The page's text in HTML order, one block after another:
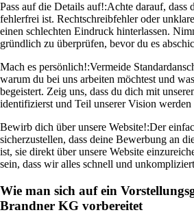
Pass auf die Details auf!:Achte darauf, dass
fehlerfrei ist. Rechtschreibfehler oder
einen schlechten Eindruck hinterlassen.
gründlich zu überprüfen, bevor du es
Mach es persönlich!:Vermeide
warum du bei uns arbeiten möchtest und
begeistert. Zeig uns, dass du dich mit
identifizierst und Teil unserer Vision
Bewirb dich über unsere Website!:Der
sicherzustellen, dass deine Bewerbung an
ist, sie direkt über unsere Website
sein, dass wir alles schnell und
Wie man sich auf ein
Brandner KG vorbereitet